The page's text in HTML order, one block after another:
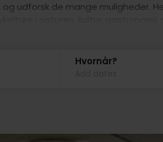
og udforsk de mange muligheder.
Hvornår?